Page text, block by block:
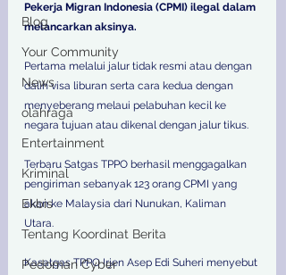
Blog
Your Community
News
olahraga
Entertainment
Kriminal
Ekbis
Tentang Koordinat Berita
Pedoman Cyber
Pekerja Migran Indonesia (CPMI) ilegal dalam
melancarkan aksinya.
Pertama melalui jalur tidak resmi atau dengan
dalih visa liburan serta cara kedua dengan
menyeberang melaui pelabuhan kecil ke
negara tujuan atau dikenal dengan jalur tikus.
Terbaru Satgas TPPO berhasil menggagalkan
pengiriman sebanyak 123 orang CPMI yang
akan ke Malaysia dari Nunukan, Kaliman
Utara.
Kasatgas TPPO Irjen Asep Edi Suheri menyebut